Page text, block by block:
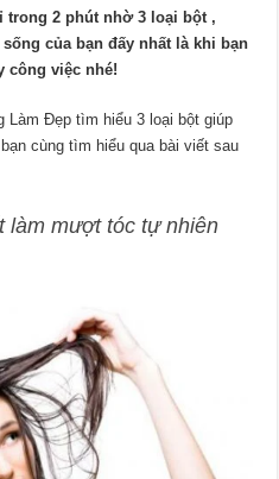
trong 2 phút nhờ 3 loại bột ,
của bạn đấy nhất là khi bạn
công việc nhé!
Làm Đẹp tìm hiểu 3 loại bột giúp
cùng tìm hiểu qua bài viết sau
làm mượt tóc tự nhiên